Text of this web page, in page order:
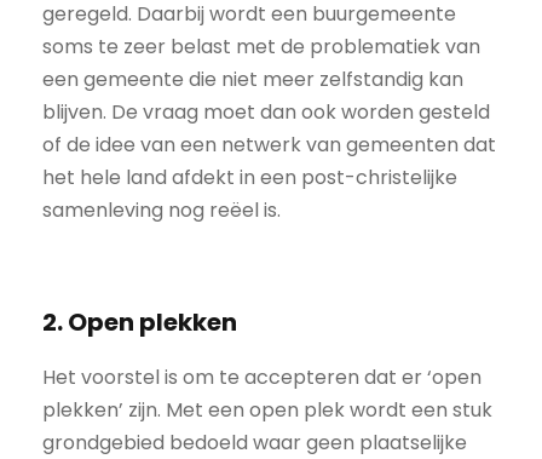
geregeld. Daarbij wordt een buurgemeente
soms te zeer belast met de problematiek van
een gemeente die niet meer zelfstandig kan
blijven. De vraag moet dan ook worden gesteld
of de idee van een netwerk van gemeenten dat
het hele land afdekt in een post-christelijke
samenleving nog reëel is.
2. Open plekken
Het voorstel is om te accepteren dat er ‘open
plekken’ zijn. Met een open plek wordt een stuk
grondgebied bedoeld waar geen plaatselijke